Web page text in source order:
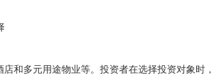
店和多元用途物业等。投资者在选择投资对象时，